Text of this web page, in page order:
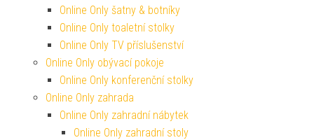
Online Only šatny & botníky
Online Only toaletní stolky
Online Only TV příslušenství
Online Only obývací pokoje
Online Only konferenční stolky
Online Only zahrada
Online Only zahradní nábytek
Online Only zahradní stoly